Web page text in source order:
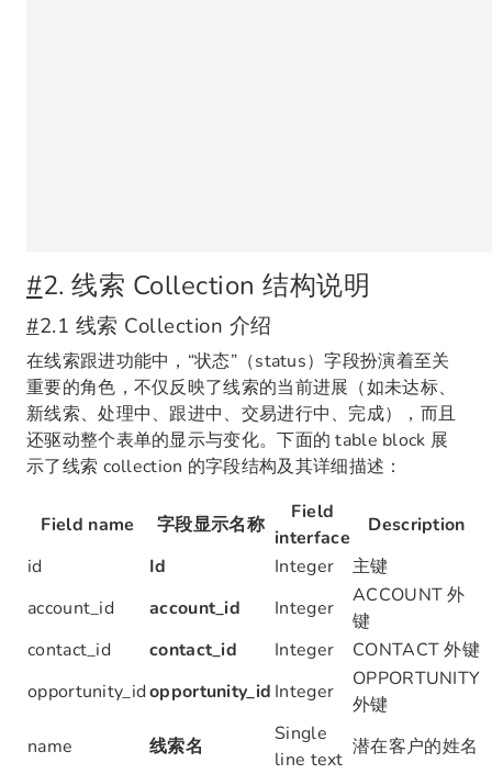
#2. 线索 Collection 结构说明
#2.1 线索 Collection 介绍
在线索跟进功能中，“状态”（status）字段扮演着至关
重要的角色，不仅反映了线索的当前进展（如未达标、
新线索、处理中、跟进中、交易进行中、完成），而且
还驱动整个表单的显示与变化。下面的 table block 展
示了线索 collection 的字段结构及其详细描述：
Field name 字段显示名称
Field
interface
Description
id
Id Integer
主键
account_id
account_id Integer
ACCOUNT 外
键
contact_id
contact_id Integer
CONTACT 外键
opportunity_idopportunity_id Integer
OPPORTUNITY
外键
name
线索名
Single
line text
潜在客户的姓名